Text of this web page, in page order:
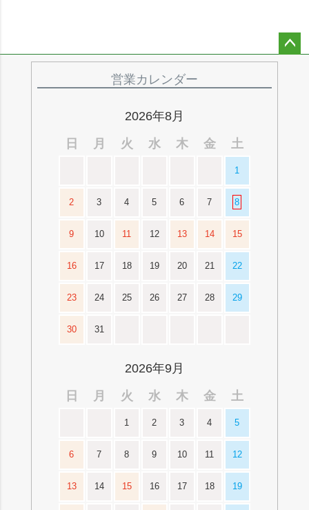
営業カレンダー
2026年8月
日
月 火 水 木 金 土
1
2 3 4 5 6 7 8
9 10 11 12 13 14 15
16 17 18 19 20 21 22
23 24 25 26 27 28 29
30 31
2026年9月
日
月 火 水 木 金 土
1 2 3 4 5
6 7 8 9 10 11 12
13 14 15 16 17 18 19